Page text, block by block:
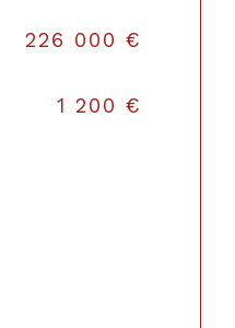
Sud
226 000 €
1 200 €